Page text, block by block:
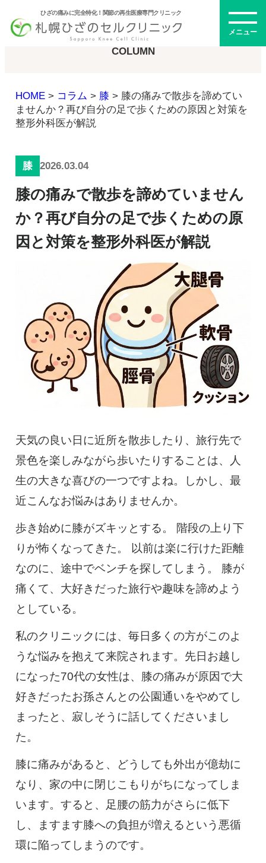
ひざの痛みに完全特化！関節の再生医療専門クリニック
メニュー
初めての方へ
ひざの再生医療とは
幹細胞治療
PRP治療
幹細胞培養上清液
慢性疼痛
再生医療とは
ドクター紹介
よくある質問
クリニック紹介
お知らせ 採用情報 コラム
予約フォーム
0120-117-560
※上記電話番号をタップで電話が繋がります
コラム
COLUMN
HOME> コラム > 膝 > 膝の痛みで散歩を諦めてい
ませんか？再び自分の足で歩くための原因と対策を
整形外科医が解説
膝 2026.03.04
膝の痛みで散歩を諦めていません
か？再び自分の足で歩くための原
因と対策を整形外科医が解説
天気の良い日に近所を散歩したり、旅行先で
景色を楽しみながら歩いたりすることは、人
生の大きな喜びの一つですよね。しかし、最
近こんなお悩みはありませんか。
歩き始めに膝がズキッとする。 階段の上り下
りが怖くなってきた。 以前は楽に行けた距離
なのに、途中でベンチを探してしまう。 膝が
痛くて、大好きだった旅行や趣味を諦めよう
としている。
私のクリニックには、毎日多くの方がこのよ
うな悩みを抱えて来院されます。先日お越し
になった70代の女性は、膝の痛みが原因で大
好きだったお孫さんとの公園通いをやめてし
まったと、寂しそうに話してくださいまし
た。
膝に痛みがあると、どうしても外出が億劫に
なり、家の中に閉じこもりがちになってしま
います。すると、足腰の筋力がさらに低下
し、ますます膝への負担が増えるという悪循
環に陥ってしまうのです。